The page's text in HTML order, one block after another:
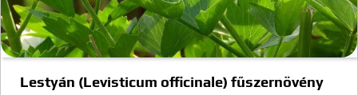
Lestyán (Levisticum officinale) fűszernövény